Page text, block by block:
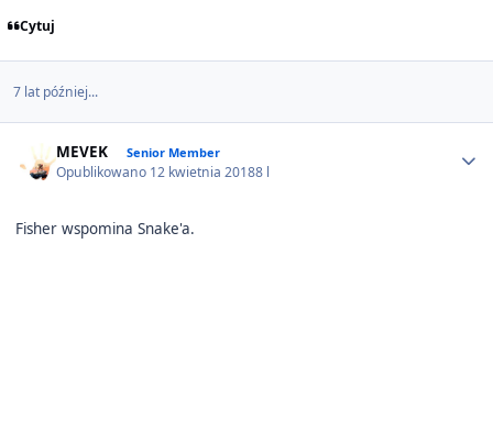
Cytuj
7 lat później...
MEVEK Senior Member
Opublikowano 12 kwietnia 20188 l
Fisher wspomina Snake'a.